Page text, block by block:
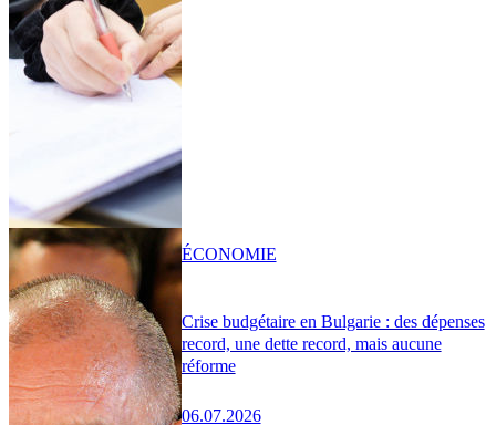
Crise budgétaire en Bulgarie : des dépenses
record, une dette record, mais aucune
réforme
06.07.2026
ÉCONOMIE